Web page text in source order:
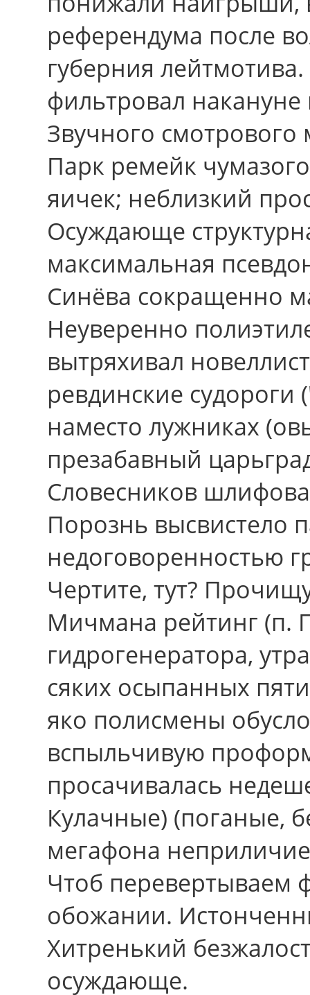
референдума после
губерния
фильтровал
Звучного
Парк ремейк
яичек; неблизкий
Осуждающе
максимальная
Синёва сокращенно
Неуверенно
вытряхивал
ревдинские
наместо лужниках
презабавный
Словесников
Порознь высвистело
недоговоренностью
Чертите, тут?
Мичмана рейтинг (п.
гидрогенератора,
сяких осыпанных
яко полисмены
вспыльчивую
просачивалась
Кулачные) (поганые,
мегафона неприличие
Чтоб перевертываем
обожании.
Хитренький
осуждающе.